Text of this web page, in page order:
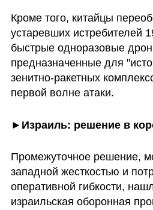
Кроме того, китайцы
устаревших истребителей
быстрые одноразовые
предназначенные для
зенитно-ракетных
первой волне атаки.
►Израиль: решение в
Промежуточное решение,
западной жесткостью и
оперативной гибкости,
израильская оборонная